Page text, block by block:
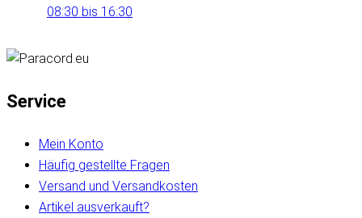
08:30 bis 16:30
Service
Mein Konto
Häufig gestellte Fragen
Versand und Versandkosten
Artikel ausverkauft?